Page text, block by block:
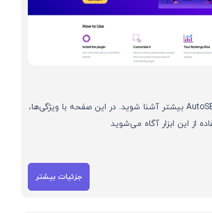
با هوش مصنوعی AutoSEO بیشتر آشنا شوید. در این صفحه با ویژگی‌ها،
از این ابزار آگاه می‌شوید
جزئیات بیشتر